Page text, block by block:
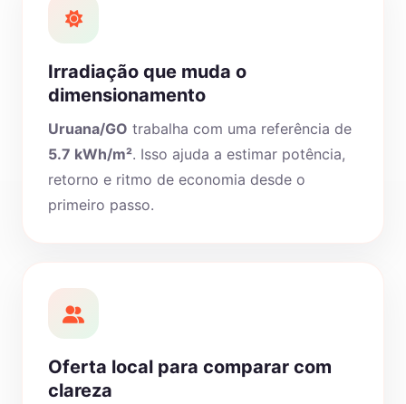
Irradiação que muda o
dimensionamento
Uruana/GO trabalha com uma referência de
5.7 kWh/m². Isso ajuda a estimar potência,
retorno e ritmo de economia desde o
primeiro passo.
Oferta local para comparar com
clareza